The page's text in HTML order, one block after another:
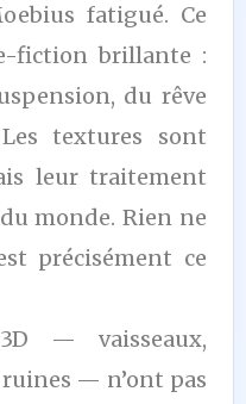
fatigué. Ce
fiction brillante :
du rêve
textures sont
leur traitement
monde. Rien ne
précisément ce
— vaisseaux,
— n’ont pas